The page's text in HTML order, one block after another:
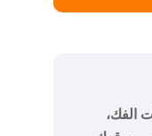
الفك،